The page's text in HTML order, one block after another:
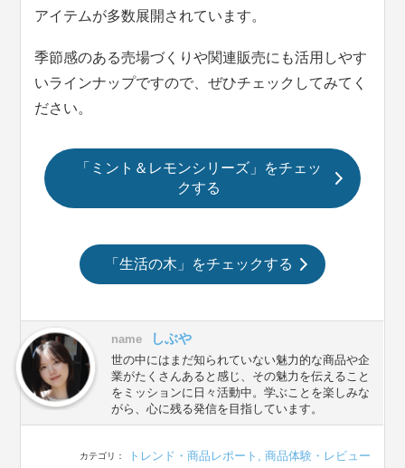
アイテムが多数展開されています。
季節感のある売場づくりや関連販売にも活用しやす
いラインナップですので、ぜひチェックしてみてく
ださい。
「ミント＆レモンシリーズ」をチェッ
クする
「生活の木」をチェックする
name しぶや
世の中にはまだ知られていない魅力的な商品や企
業がたくさんあると感じ、その魅力を伝えること
をミッションに日々活動中。学ぶことを楽しみな
がら、心に残る発信を目指しています。
カテゴリ： トレンド・商品レポート , 商品体験・レビュー